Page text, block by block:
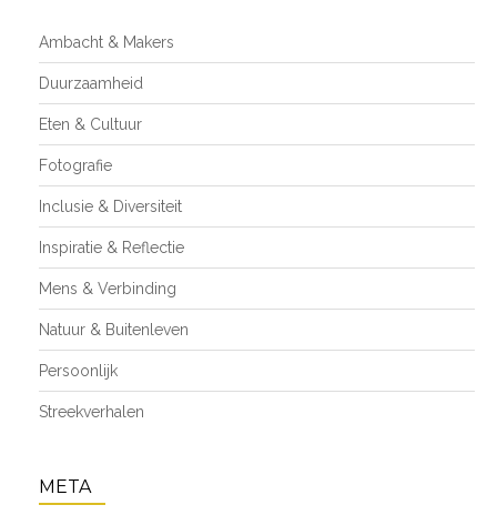
Ambacht & Makers
Duurzaamheid
Eten & Cultuur
Fotografie
Inclusie & Diversiteit
Inspiratie & Reflectie
Mens & Verbinding
Natuur & Buitenleven
Persoonlijk
Streekverhalen
META